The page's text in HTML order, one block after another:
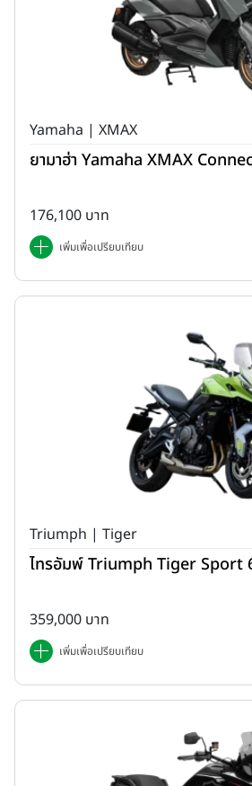
Yamaha | XMAX
ยามาฮ่า Yamaha XMAX
176,100 บาท
เพิ่มเพื่อเปรียบเทียบ
Triumph | Tiger
ไทรอัมพ์ Triumph Tiger Sport
359,000 บาท
เพิ่มเพื่อเปรียบเทียบ